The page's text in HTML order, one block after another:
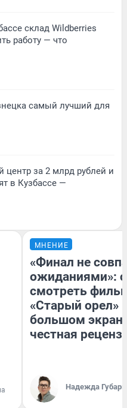
склад Wildberries
работу — что
самый лучший для
центр за 2 млрд рублей и
в Кузбассе —
МНЕНИЕ
«Финал не
ожиданиями»:
смотреть
«Старый орел»
большом
честная
Надежда Губарь